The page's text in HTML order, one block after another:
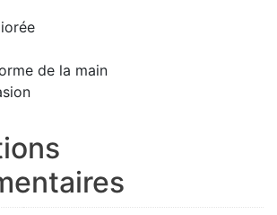
de la main